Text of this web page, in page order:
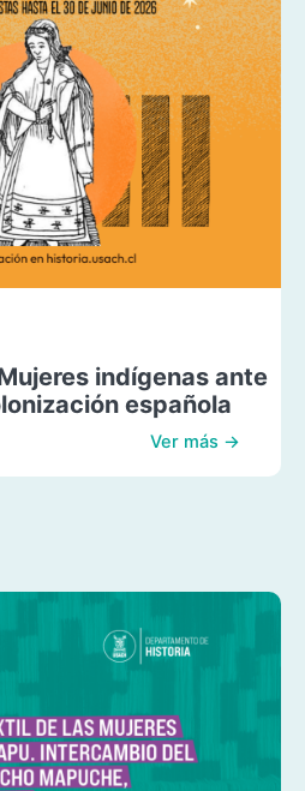
indígenas ante
española
Ver más →